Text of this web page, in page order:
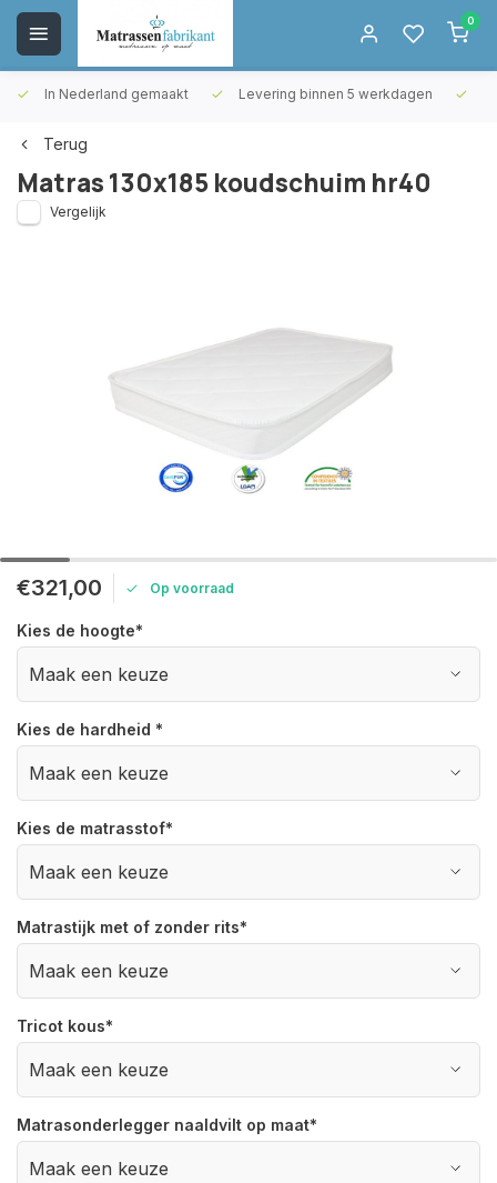
0
In Nederland gemaakt Levering binnen 5 werkdagen
Terug
Matras 130x185 koudschuim hr40
Vergelijk
€321,00 Op voorraad
Kies de hoogte*
Kies de hardheid *
Kies de matrasstof*
Matrastijk met of zonder rits*
Tricot kous*
Matrasonderlegger naaldvilt op maat*